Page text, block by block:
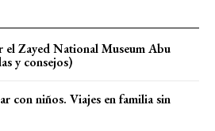
el Zayed National Museum Abu
y consejos)
con niños. Viajes en familia sin